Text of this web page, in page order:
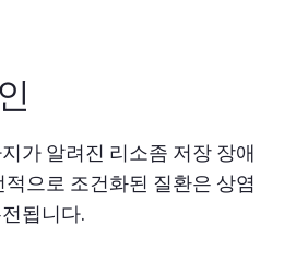
가 알려진 리소좀 저장 장애
으로 조건화된 질환은 상염
됩니다.